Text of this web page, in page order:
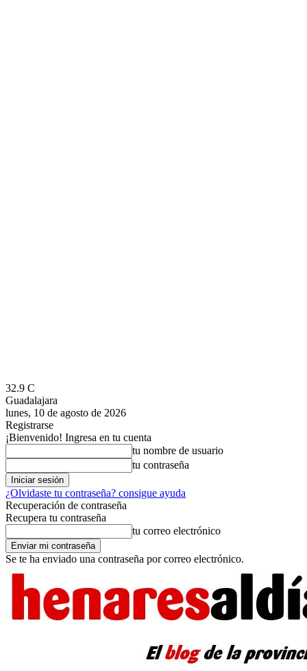
32.9 C
Guadalajara
lunes, 10 de agosto de 2026
Registrarse
¡Bienvenido! Ingresa en tu cuenta
tu nombre de usuario
tu contraseña
¿Olvidaste tu contraseña? consigue ayuda
Recuperación de contraseña
Recupera tu contraseña
tu correo electrónico
Se te ha enviado una contraseña por correo electrónico.